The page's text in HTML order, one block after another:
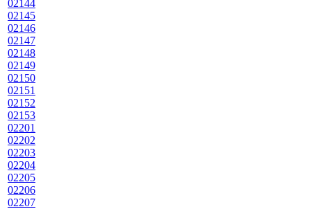
02144
02145
02146
02147
02148
02149
02150
02151
02152
02153
02201
02202
02203
02204
02205
02206
02207